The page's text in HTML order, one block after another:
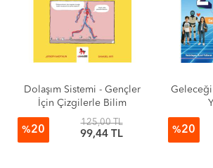
Dolaşım Sistemi - Gençler
İçin Çizgilerle Bilim
%20
125,00 TL
99,44 TL %20